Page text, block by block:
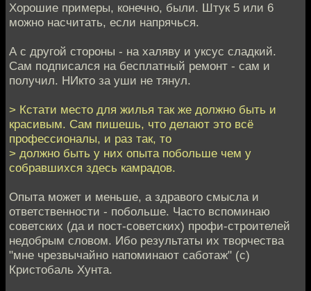
Хорошие примеры, конечно, были. Штук 5 или 6
можно насчитать, если напрячься.
А с другой стороны - на халяву и уксус сладкий.
Сам подписался на бесплатный ремонт - сам и
получил. НИкто за уши не тянул.
> Кстати место для жилья так же должно быть и
красивым. Сам пишешь, что делают это всё
профессионалы, и раз так, то
> должно быть у них опыта побольше чем у
собравшихся здесь камрадов.
Опыта может и меньше, а здравого смысла и
ответственности - побольше. Часто вспоминаю
советских (да и пост-советских) профи-строителей
недобрым словом. Ибо результаты их творчества
"мне чрезвычайно напоминают саботаж" (с)
Кристобаль Хунта.